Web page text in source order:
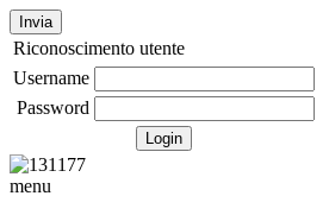
Invia
Riconoscimento utente
Username
Password
menu